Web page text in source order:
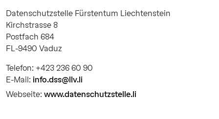
Datenschutzstelle Fürstentum Liechtenstein
Kirchstrasse 8
Postfach 684
FL-9490 Vaduz
Telefon: +423 236 60 90
E-Mail: info.dss@llv.li
Webseite: www.datenschutzstelle.li